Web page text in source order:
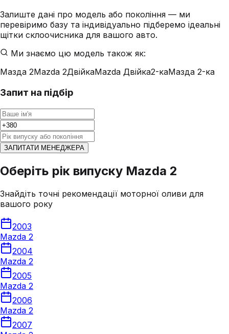
Залиште дані про модель або покоління — ми
перевіримо базу та індивідуально підберемо ідеальні
щітки склоочисника для вашого авто.
Ми знаємо цю модель також як:
Мазда 2Mazda 2ДвійкаMazda Двійка2-каМазда 2-ка
Запит на підбір
ЗАПИТАТИ МЕНЕДЖЕРА
Оберіть рік випуску Mazda 2
Знайдіть точні рекомендації моторної оливи для
вашого року
2003
Mazda 2
2004
Mazda 2
2005
Mazda 2
2006
Mazda 2
2007